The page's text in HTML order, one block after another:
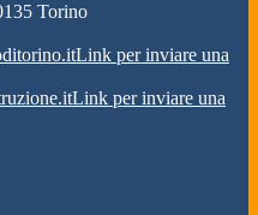
Torino
Link per inviare una
Link per inviare una